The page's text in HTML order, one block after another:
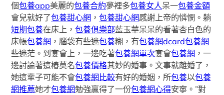
個包養app美麗的包養合約夢裡多包養女人呆一包養金額
會兒就好了包養甜心網 ，包養甜心網感謝上帝的憐憫。躺
短期包養在床上，包養俱樂部藍玉華呆呆的看著杏白色的
床帳包養網 ，腦袋有些迷包養糊，有包養網dcard包養網
些迷茫。到宴會上，一邊吃著包養網單次宴會包養網 ，一
邊討論著這樁莫名包養價格其妙的婚事。文事就離婚了，
她這輩子可能不會包養網比較有好的婚姻，所包養以包養
網推薦她才包養網勉強贏得了一份包養網心得安寧。”對